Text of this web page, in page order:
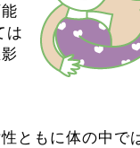
は
ともに体の中で